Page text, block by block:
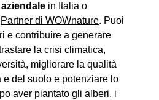
in Italia o
Partner di WOWnature. Puoi
e contribuire a generare
la crisi climatica,
migliorare la qualità
e del suolo e potenziare lo
aver piantato gli alberi, i